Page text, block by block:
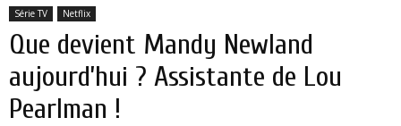
Série TV Netflix
Que devient Mandy Newland
aujourd’hui ? Assistante de Lou
Pearlman !